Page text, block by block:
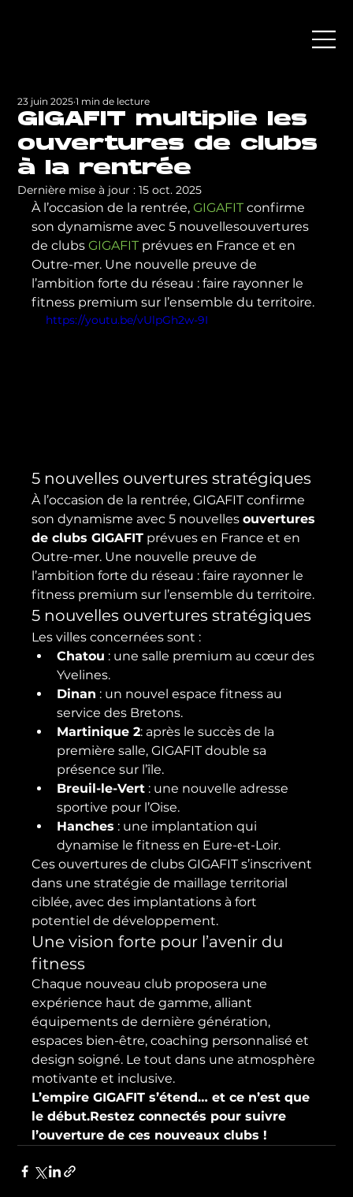
GIGAFIT multiplie les
ouvertures de clubs
à la rentrée
23 juin 2025 1 min de lecture
Dernière mise à jour :15 oct. 2025
À l’occasion de la rentrée, GIGAFIT confirme
son dynamisme avec 5 nouvellesouvertures
de clubs GIGAFIT prévues en France et en
Outre-mer. Une nouvelle preuve de
l’ambition forte du réseau : faire rayonner le
fitness premium sur l’ensemble du territoire.
https://youtu.be/vUlpGh2w-9I
5 nouvelles ouvertures stratégiques
À l’occasion de la rentrée, GIGAFIT confirme
son dynamisme avec 5 nouvelles ouvertures
de clubs GIGAFIT prévues en France et en
Outre-mer. Une nouvelle preuve de
l’ambition forte du réseau : faire rayonner le
fitness premium sur l’ensemble du territoire.
5 nouvelles ouvertures stratégiques
Les villes concernées sont :
Chatou : une salle premium au cœur des
Yvelines.
Dinan : un nouvel espace fitness au
service des Bretons.
Martinique 2: après le succès de la
première salle, GIGAFIT double sa
présence sur l’île.
Breuil-le-Vert : une nouvelle adresse
sportive pour l’Oise.
Hanches : une implantation qui
dynamise le fitness en Eure-et-Loir.
Ces ouvertures de clubs GIGAFIT s’inscrivent
dans une stratégie de maillage territorial
ciblée, avec des implantations à fort
potentiel de développement.
Une vision forte pour l’avenir du
fitness
Chaque nouveau club proposera une
expérience haut de gamme, alliant
équipements de dernière génération,
espaces bien-être, coaching personnalisé et
design soigné. Le tout dans une atmosphère
motivante et inclusive.
L’empire GIGAFIT s’étend… et ce n’est que
le début.Restez connectés pour suivre
l’ouverture de ces nouveaux clubs !